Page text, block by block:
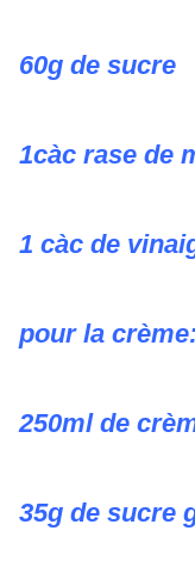
60g de sucre
1càc rase de
1 càc de
pour la crème:
250ml de
35g de sucre